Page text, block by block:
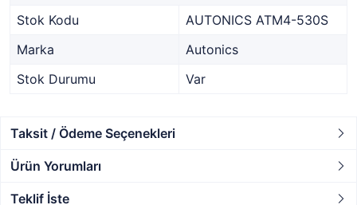
Stok Kodu
AUTONICS ATM4-530S
Marka
Autonics
Stok Durumu
Var
Taksit / Ödeme Seçenekleri
Ürün Yorumları
Teklif İste